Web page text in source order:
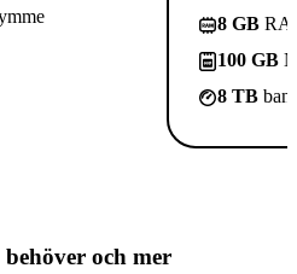
8 GB
100 GB
8 TB
och mer